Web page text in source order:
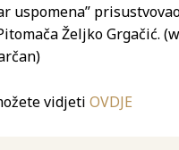
uspomena”
Željko Grgačić.
vidjeti OVDJE